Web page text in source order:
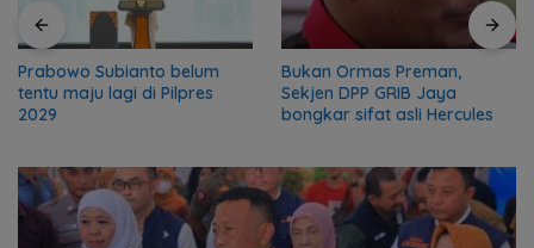
Prabowo Subianto belum
tentu maju lagi di Pilpres
2029
Bukan Ormas Preman,
Sekjen DPP GRIB Jaya
bongkar sifat asli Hercules